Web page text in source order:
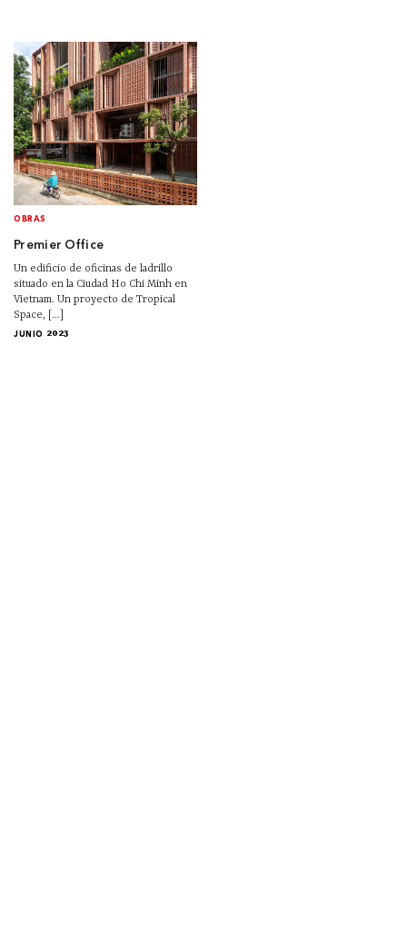
OBRAS
Premier Office
Un edificio de oficinas de ladrillo
situado en la Ciudad Ho Chi Minh en
Vietnam. Un proyecto de Tropical
Space, [...]
JUNIO 2023